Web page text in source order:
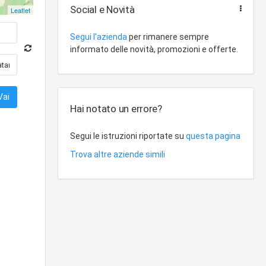
Leaflet Social e Novità
Segui l'azienda per rimanere sempre
informato delle novità, promozioni e offerte.
Hai notato un errore?
Segui le istruzioni riportate suquesta pagina
Trova altre aziende simili